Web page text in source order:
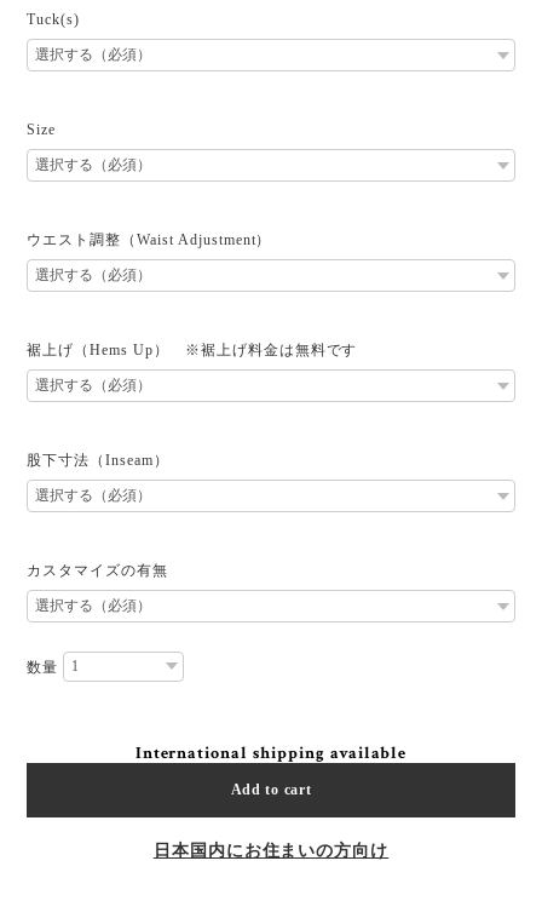
Tuck(s)
Size
ウエスト調整（Waist Adjustment）
裾上げ（Hems Up） ※裾上げ料金は無料です
股下寸法（Inseam）
カスタマイズの有無
数量
International shipping available
Add to cart
日本国内にお住まいの方向け